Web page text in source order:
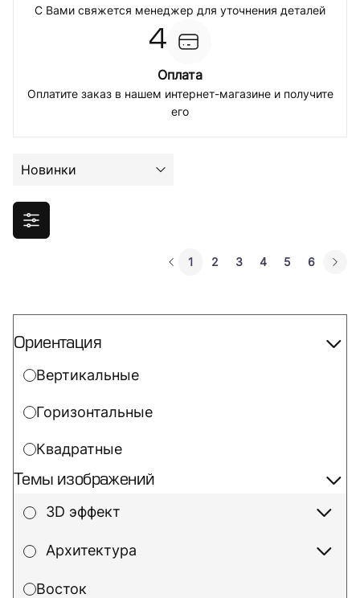
С Вами свяжется менеджер для уточнения деталей
4
Оплата
Оплатите заказ в нашем интернет-магазине и получите
его
Новинки
1 2 3 4 5 6
Ориентация
Вертикальные
Горизонтальные
Квадратные
Темы изображений
3D эффект
Архитектура
Восток